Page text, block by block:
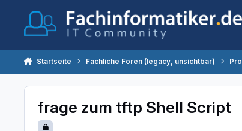
Startseite Fachliche Foren (legacy, unsichtbar)
frage zum tftp Shell Script